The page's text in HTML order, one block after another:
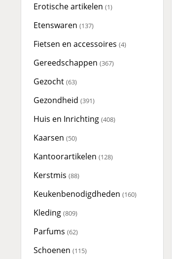
Erotische artikelen (1)
Etenswaren (137)
Fietsen en accessoires (4)
Gereedschappen (367)
Gezocht (63)
Gezondheid (391)
Huis en Inrichting (408)
Kaarsen (50)
Kantoorartikelen (128)
Kerstmis (88)
Keukenbenodigdheden (160)
Kleding (809)
Parfums (62)
Schoenen (115)